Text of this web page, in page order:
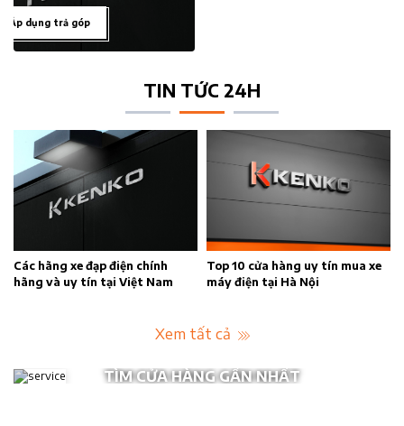
Áp dụng trả góp
TIN TỨC 24H
Các hãng xe đạp điện chính
hãng và uy tín tại Việt Nam
Top 10 cửa hàng uy tín mua xe
máy điện tại Hà Nội
Xem tất cả
TÌM CỬA HÀNG GẦN NHẤT